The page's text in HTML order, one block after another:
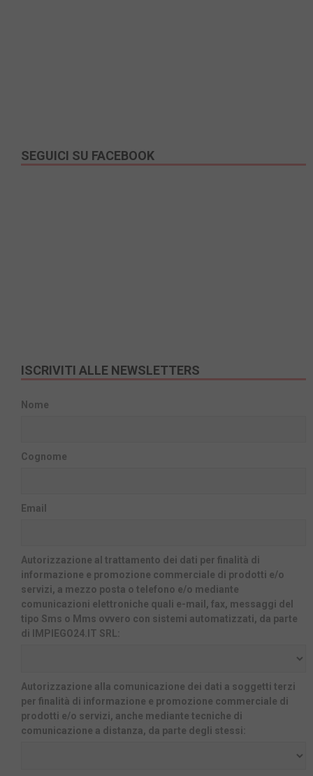
SEGUICI SU FACEBOOK
ISCRIVITI ALLE NEWSLETTERS
Nome
Cognome
Email
Autorizzazione al trattamento dei dati per finalità di
informazione e promozione commerciale di prodotti e/o
servizi, a mezzo posta o telefono e/o mediante
comunicazioni elettroniche quali e-mail, fax, messaggi del
tipo Sms o Mms ovvero con sistemi automatizzati, da parte
di IMPIEGO24.IT SRL:
Autorizzazione alla comunicazione dei dati a soggetti terzi
per finalità di informazione e promozione commerciale di
prodotti e/o servizi, anche mediante tecniche di
comunicazione a distanza, da parte degli stessi: